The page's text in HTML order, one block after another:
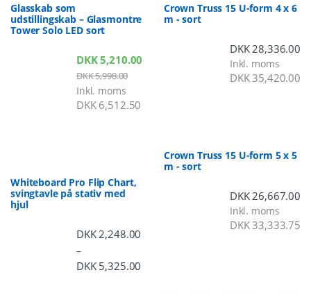
Glasskab som
udstillingskab – Glasmontre
Tower Solo LED sort
DKK5,210.00
DKK5,998.00
Inkl. moms
DKK6,512.50
Whiteboard Pro Flip Chart,
svingtavle på stativ med
hjul
DKK2,248.00
–
DKK5,325.00
Crown Truss 15 U-form 4 x 6
m - sort
DKK28,336.00
Inkl. moms
DKK35,420.00
Crown Truss 15 U-form 5 x 5
m - sort
DKK26,667.00
Inkl. moms
DKK33,333.75